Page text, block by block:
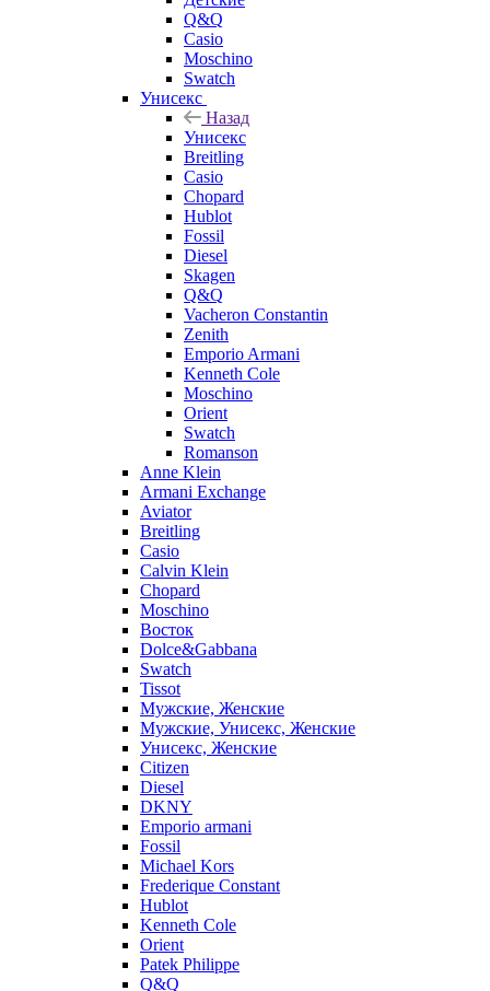
Q&Q
Casio
Moschino
Swatch
Унисекс
Назад
Унисекс
Breitling
Casio
Chopard
Hublot
Fossil
Diesel
Skagen
Q&Q
Vacheron Constantin
Zenith
Emporio Armani
Kenneth Cole
Moschino
Orient
Swatch
Romanson
Anne Klein
Armani Exchange
Aviator
Breitling
Casio
Calvin Klein
Chopard
Moschino
Восток
Dolce&Gabbana
Swatch
Tissot
Мужские, Женские
Мужские, Унисекс, Женские
Унисекс, Женские
Citizen
Diesel
DKNY
Emporio armani
Fossil
Michael Kors
Frederique Constant
Hublot
Kenneth Cole
Orient
Patek Philippe
Q&Q